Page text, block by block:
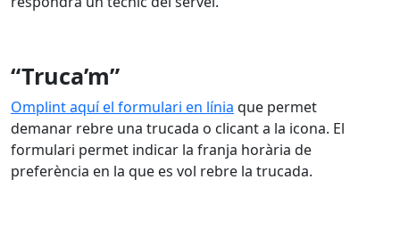
“Truca’m”
Omplint aquí el formulari en línia que permet
demanar rebre una trucada o clicant a la icona. El
formulari permet indicar la franja horària de
preferència en la que es vol rebre la trucada.